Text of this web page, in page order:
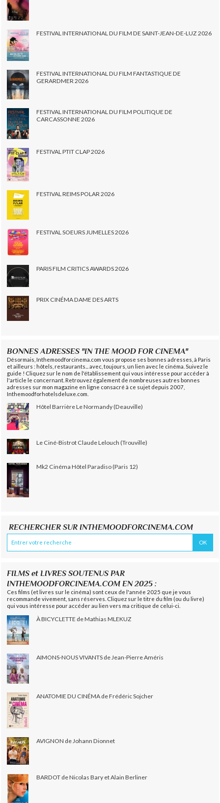
FESTIVAL INTERNATIONAL DU FILM DE SAINT-JEAN-DE-LUZ 2026
FESTIVAL INTERNATIONAL DU FILM FANTASTIQUE DE
GERARDMER 2026
FESTIVAL INTERNATIONAL DU FILM POLITIQUE DE
CARCASSONNE 2026
FESTIVAL PTIT CLAP 2026
FESTIVAL REIMS POLAR 2026
FESTIVAL SOEURS JUMELLES 2026
PARIS FILM CRITICS AWARDS 2026
PRIX CINÉMA DAME DES ARTS
BONNES ADRESSES "IN THE MOOD FOR CINEMA"
Désormais, Inthemoodforcinema.com vous propose ses bonnes adresses, à Paris
et ailleurs : hôtels, restaurants... avec, toujours, un lien avec le cinéma. Suivez le
guide ! Cliquez sur le nom de l'établissement qui vous intéresse pour accéder à
l'article le concernant. Retrouvez également de nombreuses autres bonnes
adresses sur mon magazine en ligne consacré à ce sujet depuis 2007,
Inthemoodforhotelsdeluxe.com.
Hôtel Barrière Le Normandy (Deauville)
Le Ciné-Bistrot Claude Lelouch (Trouville)
Mk2 Cinéma Hôtel Paradiso (Paris 12)
RECHERCHER SUR INTHEMOODFORCINEMA.COM
FILMS et LIVRES SOUTENUS PAR
INTHEMOODFORCINEMA.COM EN 2025 :
Ces films (et livres sur le cinéma) sont ceux de l'année 2025 que je vous
recommande vivement, sans réserves. Cliquez sur le titre du film (ou du livre)
qui vous intéresse pour accéder au lien vers ma critique de celui-ci.
À BICYCLETTE de Mathias MLEKUZ
AIMONS-NOUS VIVANTS de Jean-Pierre Améris
ANATOMIE DU CINÉMA de Frédéric Sojcher
AVIGNON de Johann Dionnet
BARDOT de Nicolas Bary et Alain Berliner